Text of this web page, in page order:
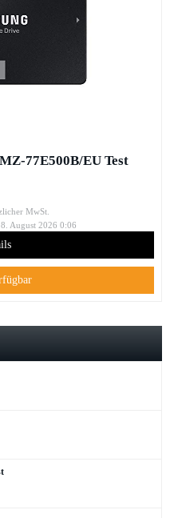
77E500B/EU Test
MwSt.
August 2026 0:06